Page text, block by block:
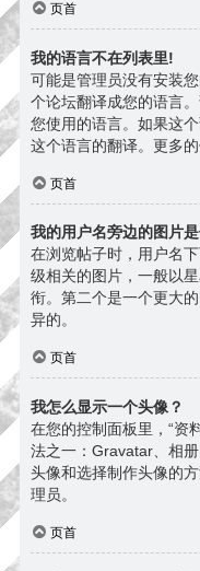
页首
我的语言不在列表里!
可能是管理员没有安装
个论坛翻译成您的语言
您使用的语言。如果这
这个语言的翻译。更多
页首
我的用户名旁边的图片是
在浏览帖子时，用户名
级相关的图片，一般以
衔。第二个是一个更大
异的。
页首
我怎么显示一个头像？
在您的控制面板里，“资
法之一：Gravatar、相
头像和选择制作头像的
理员。
页首